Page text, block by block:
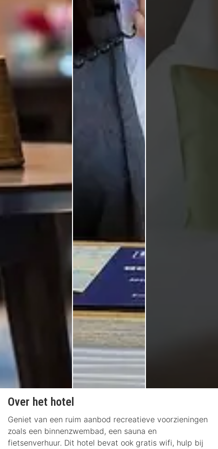
Over het hotel
Geniet van een ruim aanbod recreatieve voorzieningen
zoals een binnenzwembad, een sauna en
fietsenverhuur. Dit hotel bevat ook gratis wifi, hulp bij